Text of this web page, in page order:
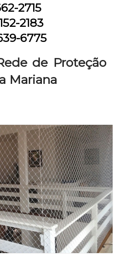
2715
2183
6775
de Proteção
Mariana